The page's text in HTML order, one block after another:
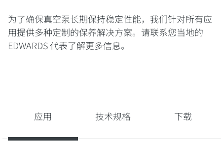
为了确保真空泵长期保持稳定性能，我们针对所有应
用提供多种定制的保养解决方案。请联系您当地的
EDWARDS 代表了解更多信息。
应用 技术规格 下载